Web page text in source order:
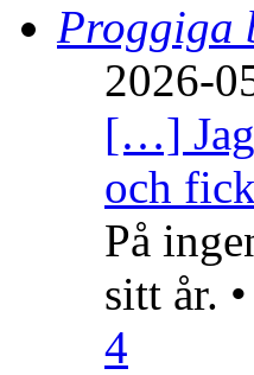
Proggiga
2026-
[…] Jag
och
På
sitt år.
4